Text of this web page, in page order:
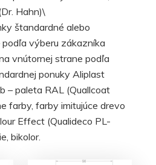
Hahn)\
štandardné alebo
výberu zákazníka
vnútornej strane podľa
ponuky Aliplast
– paleta RAL (Quallcoat
farby, farby imitujúce drevo
Effect (Qualideco PL-
bikolor.